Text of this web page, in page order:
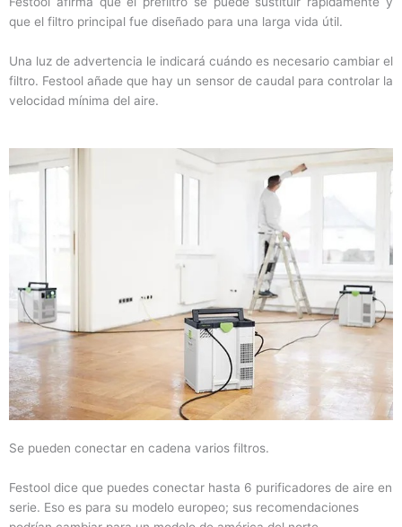
que el filtro principal fue diseñado para una larga vida útil.
Una luz de advertencia le indicará cuándo es necesario cambiar el
filtro. Festool añade que hay un sensor de caudal para controlar la
velocidad mínima del aire.
Se pueden conectar en cadena varios filtros.
Festool dice que puedes conectar hasta 6 purificadores de aire en
serie. Eso es para su modelo europeo; sus recomendaciones